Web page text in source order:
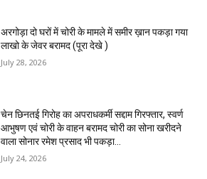
अरगोड़ा दो घरों में चोरी के मामले में समीर ख़ान पकड़ा गया
लाखो के जेवर बरामद (पूरा देखे )
July 28, 2026
चेन छिनतई गिरोह का अपराधकर्मी सद्दाम गिरफ्तार, स्वर्ण
आभुषण एवं चोरी के वाहन बरामद चोरी का सोना खरीदने
वाला सोनार रमेश प्रसाद भी पकड़ा...
July 24, 2026